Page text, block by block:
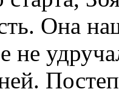
Она
не